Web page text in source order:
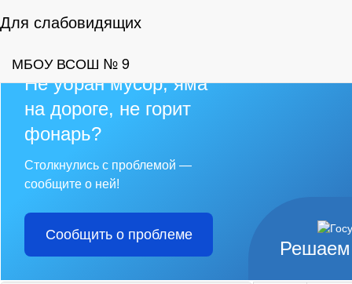
Для слабовидящих
МБОУ ВСОШ № 9
Не убран мусор, яма
на дороге, не горит
фонарь?
Столкнулись с проблемой —
сообщите о ней!
Сообщить о проблеме